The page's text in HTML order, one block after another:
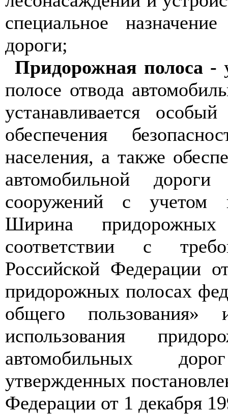
специальное
дороги;
Придорожная полоса -
полосе отвода
устанавливается
обеспечения
населения, а также
автомобильной
сооружений с учетом
Ширина
соответствии с
Российской
придорожных полосах
общего
использования
автомобильных
утвержденных
Федерации от 1 декабря